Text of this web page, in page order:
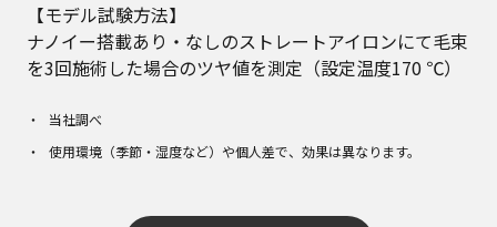
【モデル試験方法】
ナノイー搭載あり・なしのストレートアイロンにて毛束
を3回施術した場合のツヤ値を測定（設定温度170 ℃）
当社調べ
使用環境（季節・湿度など）や個人差で、効果は異なります。